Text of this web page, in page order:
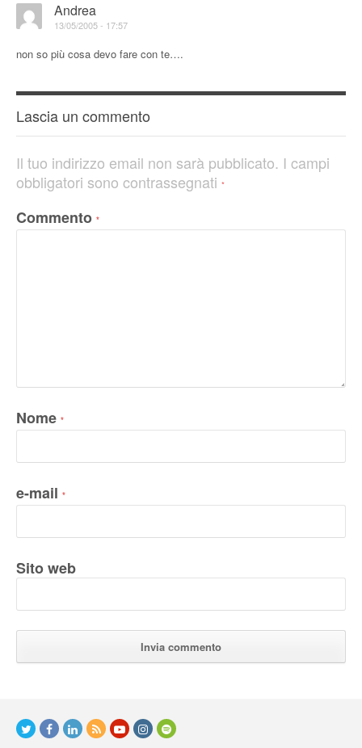
Andrea
13/05/2005 - 17:57
non so più cosa devo fare con te….
Lascia un commento
Il tuo indirizzo email non sarà pubblicato. I campi
obbligatori sono contrassegnati *
Commento *
Nome *
e-mail *
Sito web